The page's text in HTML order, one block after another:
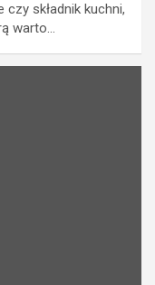
składnik kuchni,
warto…